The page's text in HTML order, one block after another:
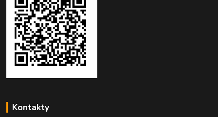
Kontakty